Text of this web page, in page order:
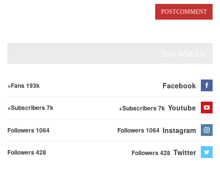
Facebook
Fans 193k+
Youtube
Subscribers 7k+
Subscribers 7k+
Instagram
Followers 1064
Followers 1064
Twitter
Followers 428
Followers 428